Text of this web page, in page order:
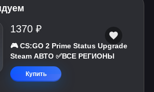
1370 ₽
🎮 CS:GO 2 Prime Status Upgrade
Steam АВТО ✅ВСЕ РЕГИОНЫ
Купить